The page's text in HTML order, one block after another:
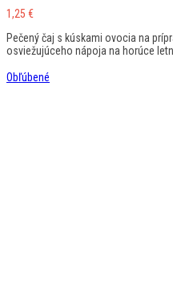
1,25 €
Pečený čaj s kúskami ovocia na
osviežujúceho nápoja na horúce
Obľúbené